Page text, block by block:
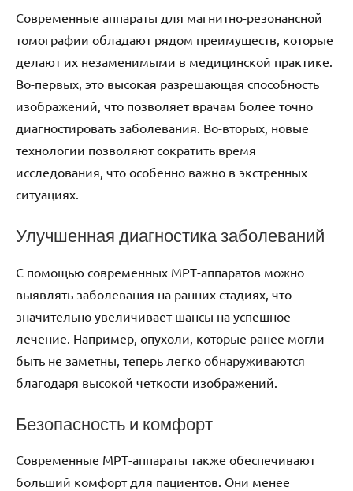
Современные аппараты для магнитно-резонансной
томографии обладают рядом преимуществ, которые
делают их незаменимыми в медицинской практике.
Во-первых, это высокая разрешающая способность
изображений, что позволяет врачам более точно
диагностировать заболевания. Во-вторых, новые
технологии позволяют сократить время
исследования, что особенно важно в экстренных
ситуациях.
Улучшенная диагностика заболеваний
С помощью современных МРТ-аппаратов можно
выявлять заболевания на ранних стадиях, что
значительно увеличивает шансы на успешное
лечение. Например, опухоли, которые ранее могли
быть не заметны, теперь легко обнаруживаются
благодаря высокой четкости изображений.
Безопасность и комфорт
Современные МРТ-аппараты также обеспечивают
больший комфорт для пациентов. Они менее